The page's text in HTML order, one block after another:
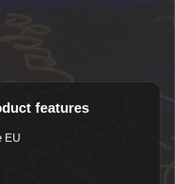
features
EU